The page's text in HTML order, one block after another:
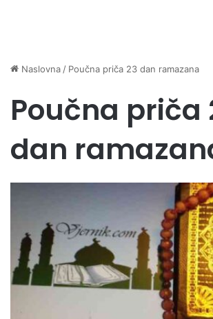
Naslovna / Poučna priča 23 dan ramazana
Poučna priča
dan